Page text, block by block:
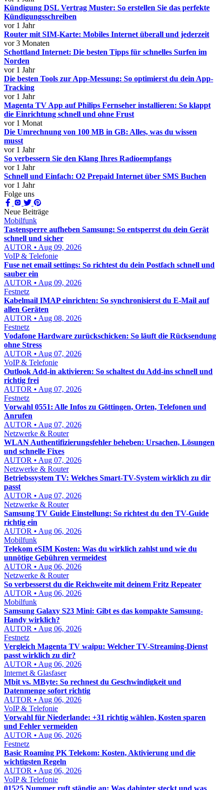
Kündigung DSL Vertrag Muster: So erstellen Sie das perfekte
Kündigungsschreiben
vor 1 Jahr
Router mit SIM-Karte: Mobiles Internet überall und jederzeit
vor 3 Monaten
Schottland Internet: Die besten Tipps für schnelles Surfen im
Norden
vor 1 Jahr
Die besten Tools zur App-Messung: So optimierst du dein App-
Tracking
vor 1 Jahr
Magenta TV App auf Philips Fernseher installieren: So klappt
die Einrichtung schnell und ohne Frust
vor 1 Monat
Die Umrechnung von 100 MB in GB: Alles, was du wissen
musst
vor 1 Jahr
So verbessern Sie den Klang Ihres Radioempfangs
vor 1 Jahr
Schnell und Einfach: O2 Prepaid Internet über SMS Buchen
vor 1 Jahr
Folge uns
Neue Beiträge
Mobilfunk
Tastensperre aufheben Samsung: So entsperrst du dein Gerät
schnell und sicher
AUTOR • Aug 09, 2026
VoIP & Telefonie
Fuse net email settings: So richtest du dein Postfach schnell und
sauber ein
AUTOR • Aug 09, 2026
Festnetz
Kabelmail IMAP einrichten: So synchronisierst du E-Mail auf
allen Geräten
AUTOR • Aug 08, 2026
Festnetz
Vodafone Hardware zurückschicken: So läuft die Rücksendung
ohne Stress
AUTOR • Aug 07, 2026
VoIP & Telefonie
Outlook Add-in aktivieren: So schaltest du Add-ins schnell und
richtig frei
AUTOR • Aug 07, 2026
Festnetz
Vorwahl 0551: Alle Infos zu Göttingen, Orten, Telefonen und
Anrufen
AUTOR • Aug 07, 2026
Netzwerke & Router
WLAN Authentifizierungsfehler beheben: Ursachen, Lösungen
und schnelle Fixes
AUTOR • Aug 07, 2026
Netzwerke & Router
Betriebssystem TV: Welches Smart-TV-System wirklich zu dir
passt
AUTOR • Aug 07, 2026
Netzwerke & Router
Samsung TV Guide Einstellung: So richtest du den TV-Guide
richtig ein
AUTOR • Aug 06, 2026
Mobilfunk
Telekom eSIM Kosten: Was du wirklich zahlst und wie du
unnötige Gebühren vermeidest
AUTOR • Aug 06, 2026
Netzwerke & Router
So verbesserst du die Reichweite mit deinem Fritz Repeater
AUTOR • Aug 06, 2026
Mobilfunk
Samsung Galaxy S23 Mini: Gibt es das kompakte Samsung-
Handy wirklich?
AUTOR • Aug 06, 2026
Festnetz
Vergleich Magenta TV waipu: Welcher TV-Streaming-Dienst
passt wirklich zu dir?
AUTOR • Aug 06, 2026
Internet & Glasfaser
Mbit vs. MByte: So rechnest du Geschwindigkeit und
Datenmenge sofort richtig
AUTOR • Aug 06, 2026
VoIP & Telefonie
Vorwahl für Niederlande: +31 richtig wählen, Kosten sparen
und Fehler vermeiden
AUTOR • Aug 06, 2026
Festnetz
Basic Roaming PK Telekom: Kosten, Aktivierung und die
wichtigsten Regeln
AUTOR • Aug 06, 2026
VoIP & Telefonie
01525 Nummer ruft ständig an: Was dahinter steckt und was